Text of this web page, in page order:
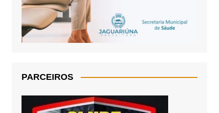
PARCEIROS